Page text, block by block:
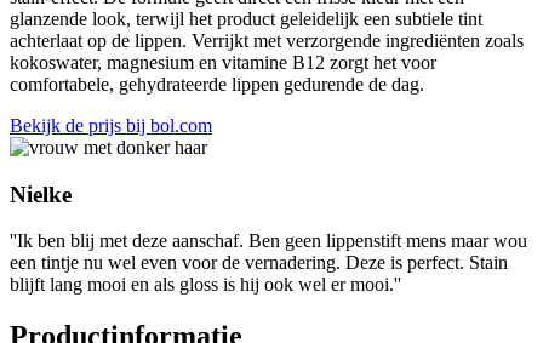
glanzende look, terwijl het product geleidelijk een subtiele tint
achterlaat op de lippen. Verrijkt met verzorgende ingrediënten zoals
kokoswater, magnesium en vitamine B12 zorgt het voor
comfortabele, gehydrateerde lippen gedurende de dag.
Bekijk de prijs bij bol.com
Nielke
''Ik ben blij met deze aanschaf. Ben geen lippenstift mens maar wou
een tintje nu wel even voor de vernadering. Deze is perfect. Stain
blijft lang mooi en als gloss is hij ook wel er mooi.''
Productinformatie